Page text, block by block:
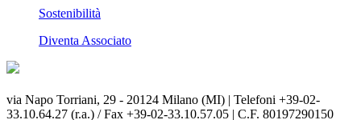
Sostenibilità
Diventa Associato
via Napo Torriani, 29 - 20124 Milano (MI) | Telefoni +39-02-
33.10.64.27 (r.a.) / Fax +39-02-33.10.57.05 | C.F. 80197290150